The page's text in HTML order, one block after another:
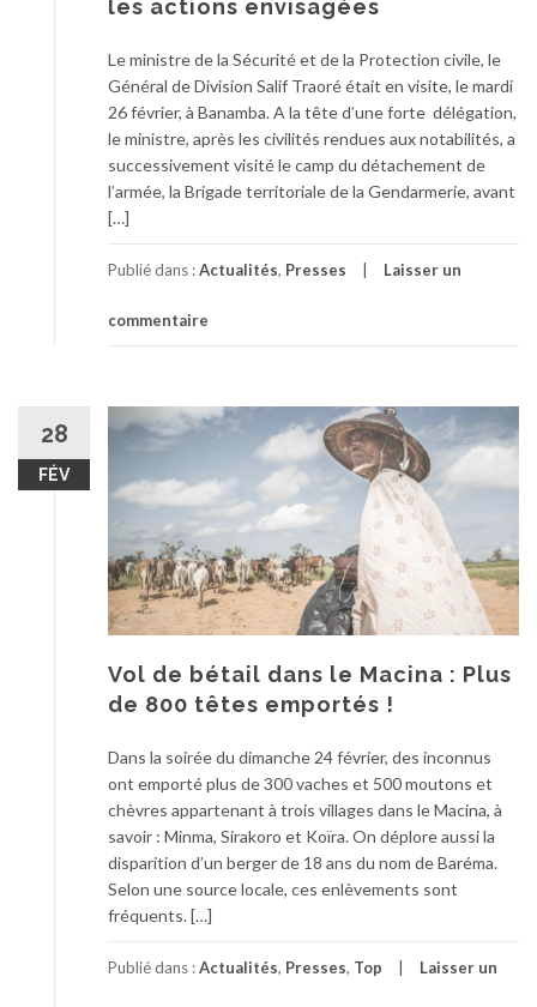
les actions envisagées
Le ministre de la Sécurité et de la Protection civile, le
Général de Division Salif Traoré était en visite, le mardi
26 février, à Banamba. A la tête d’une forte délégation,
le ministre, après les civilités rendues aux notabilités, a
successivement visité le camp du détachement de
l’armée, la Brigade territoriale de la Gendarmerie, avant
[…]
Publié dans :Actualités, Presses Laisser un
commentaire
28
FÉV
Vol de bétail dans le Macina : Plus
de 800 têtes emportés !
Dans la soirée du dimanche 24 février, des inconnus
ont emporté plus de 300 vaches et 500 moutons et
chèvres appartenant à trois villages dans le Macina, à
savoir : Minma, Sirakoro et Koïra. On déplore aussi la
disparition d’un berger de 18 ans du nom de Baréma.
Selon une source locale, ces enlèvements sont
fréquents. […]
Publié dans :Actualités, Presses, Top Laisser un